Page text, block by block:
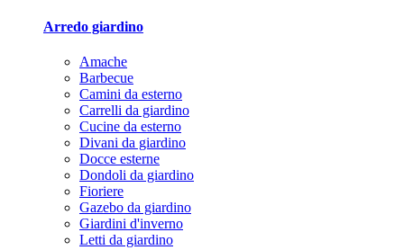
Arredo giardino
Amache
Barbecue
Camini da esterno
Carrelli da giardino
Cucine da esterno
Divani da giardino
Docce esterne
Dondoli da giardino
Fioriere
Gazebo da giardino
Giardini d'inverno
Letti da giardino